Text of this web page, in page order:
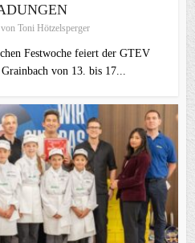
von Toni Hötzelsperger
Festwoche feiert der GTEV
von 13. bis 17...